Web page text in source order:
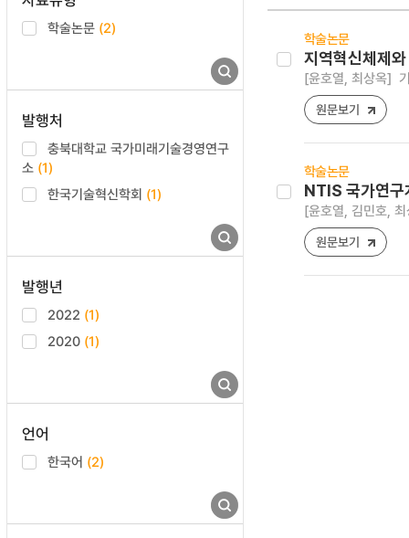
학술논문 (2)
발행처
충북대학교 국가미래기술경영연구
소 (1)
한국기술혁신학회 (1)
발행년
2022 (1)
2020 (1)
언어
한국어 (2)
학술논문
지역혁신체제
[윤호열, 최상옥]
원문보기
학술논문
NTIS 국가연구
[윤호열, 김민호,
원문보기